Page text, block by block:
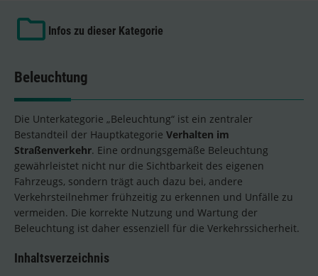
Infos zu dieser Kategorie
Beleuchtung
Die Unterkategorie „Beleuchtung“ ist ein zentraler
Bestandteil der Hauptkategorie Verhalten im
Straßenverkehr. Eine ordnungsgemäße Beleuchtung
gewährleistet nicht nur die Sichtbarkeit des eigenen
Fahrzeugs, sondern trägt auch dazu bei, andere
Verkehrsteilnehmer frühzeitig zu erkennen und Unfälle zu
vermeiden. Die korrekte Nutzung und Wartung der
Beleuchtung ist daher essenziell für die Verkehrssicherheit.
Inhaltsverzeichnis